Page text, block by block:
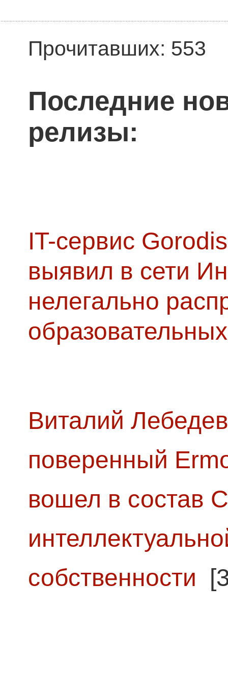
Прочитавших: 553
Последние
релизы:
IT-сервис
выявил в сети
нелегально
Виталий
поверенный
вошел в состав
собственности